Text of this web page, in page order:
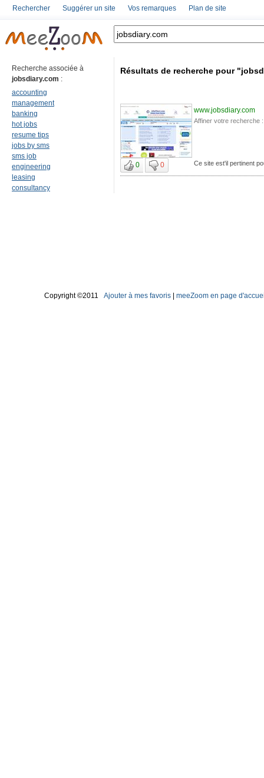
Rechercher Suggérer un site Vos remarques Plan de site
Recherche associée à
jobsdiary.com :
accounting
management
banking
hot jobs
resume tips
jobs by sms
sms job
engineering
leasing
consultancy
Résultats de recherche pour
www.jobsdiary.com
Affiner votre recherche :
0 0 Ce site est'il pertinent
Copyright ©2011 Ajouter à mes favoris meeZoom en page